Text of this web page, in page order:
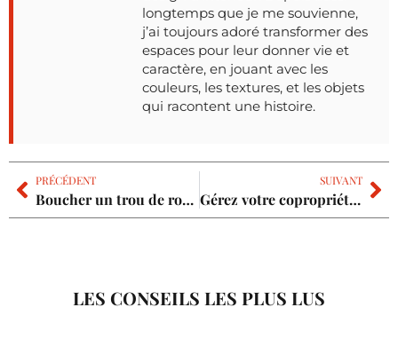
longtemps que je me souvienne,
j’ai toujours adoré transformer des
espaces pour leur donner vie et
caractère, en jouant avec les
couleurs, les textures, et les objets
qui racontent une histoire.
PRÉCÉDENT
Boucher un trou de robinet autoperceur: l’astuce rapide et efficace
SUIVANT
Gérez votre copropriété simplement avec Lodaweb de Loiselet et Daigremont
LES CONSEILS LES PLUS LUS